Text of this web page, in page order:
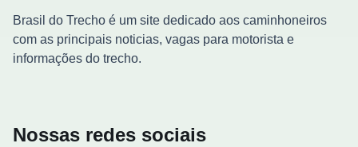
Brasil do Trecho é um site dedicado aos caminhoneiros
com as principais noticias, vagas para motorista e
informações do trecho.
Nossas redes sociais